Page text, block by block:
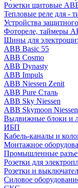
Розетки щитовые
Тепловые реле для -
Устройства
Фотореле, таймеры
Шины для
ABB Basic 55
ABB Cosmo
ABB Dynasty
ABB Impuls
ABB Niessen Zenit
ABB Pure Сталь
ABB Sky Niessen
ABB Skymoon Niessen
Выдвижные блоки и
ИБП
Кабель-каналы и
Монтажное
Промышленные
Розетки для
Розетки и
Силовое